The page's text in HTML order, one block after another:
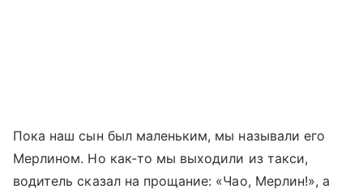
Пока наш сын был маленьким, мы называли его
Мерлином. Но как-то мы выходили из такси,
водитель сказал на прощание: «Чао, Мерлин!», а